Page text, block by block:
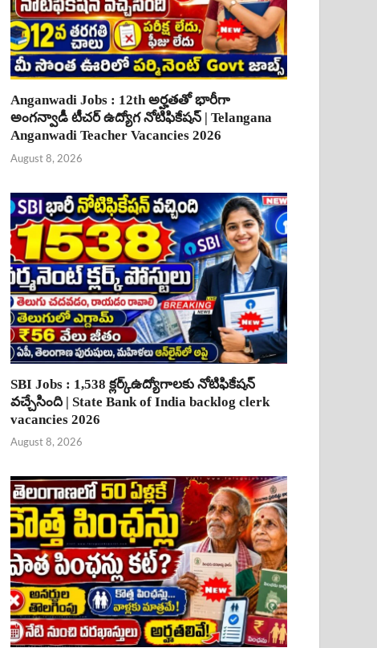
Anganwadi Jobs : 12th అర్హతతో భారీగా
అంగన్వాడీ టీచర్ ఉద్యోగ నోటిఫికేషన్ | Telangana
Anganwadi Teacher Vacancies 2026
August 8, 2026
SBI Jobs : 1,538 క్లర్క్ఉద్యోగాలకు నోటిఫికేషన్
వచ్చేసింది | State Bank of India backlog clerk
vacancies 2026
August 8, 2026